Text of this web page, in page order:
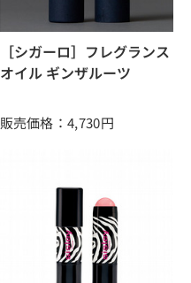
［シガーロ］フレグランス
オイル ギンザルーツ
販売価格：4,730円